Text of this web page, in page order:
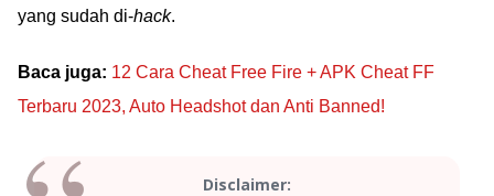
yang sudah di-hack.
Baca juga: 12 Cara Cheat Free Fire + APK Cheat FF
Terbaru 2023, Auto Headshot dan Anti Banned!
Disclaimer: